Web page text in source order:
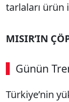
tarlaları ürün
MISIR’IN
Günün
Türkiye’nin